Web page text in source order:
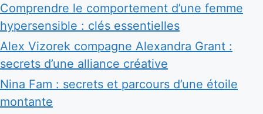
Comprendre le comportement d’une femme
hypersensible : clés essentielles
Alex Vizorek compagne Alexandra Grant :
secrets d’une alliance créative
Nina Fam : secrets et parcours d’une étoile
montante